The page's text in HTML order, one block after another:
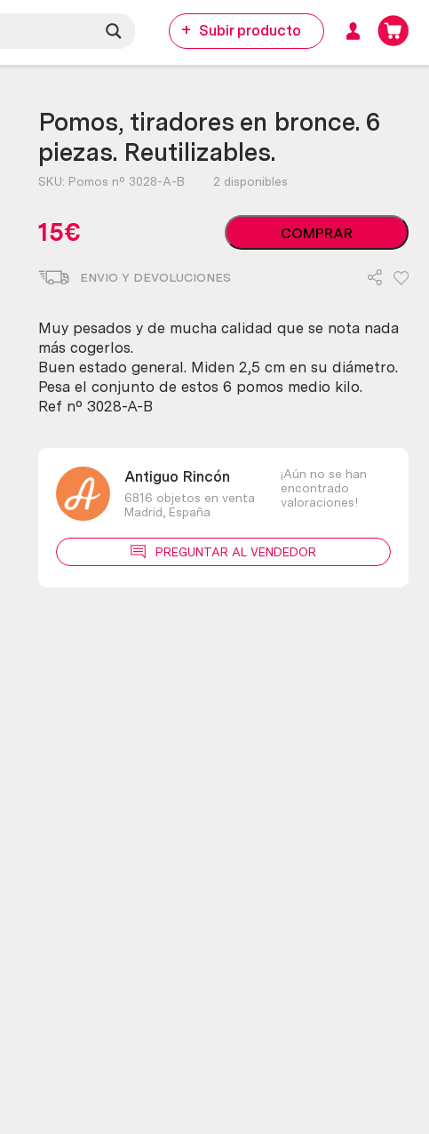
Subir producto
Pomos, tiradores en bronce. 6
piezas. Reutilizables.
SKU: Pomos nº 3028-A-B 2 disponibles
15€
Pomos,
tiradores
bronce.
piezas.
Reutilizables.
cantidad
COMPRAR
ENVIO Y DEVOLUCIONES
Muy pesados y de mucha calidad que se nota nada
más cogerlos.
Buen estado general. Miden 2,5 cm en su diámetro.
Pesa el conjunto de estos 6 pomos medio kilo.
Ref nº 3028-A-B
Antiguo Rincón
6816 objetos en venta
Madrid, España
¡Aún no se han
encontrado
valoraciones!
PREGUNTAR AL VENDEDOR